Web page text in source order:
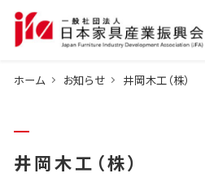
ホーム お知らせ 井岡木工（株）
井岡木工（株）